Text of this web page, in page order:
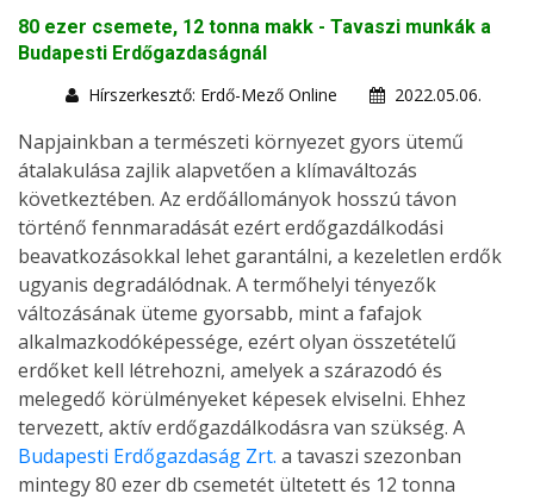
80 ezer csemete, 12 tonna makk - Tavaszi munkák a
Budapesti Erdőgazdaságnál
Hírszerkesztő: Erdő-Mező Online
2022.05.06.
Napjainkban a természeti környezet gyors ütemű
átalakulása zajlik alapvetően a klímaváltozás
következtében. Az erdőállományok hosszú távon
történő fennmaradását ezért erdőgazdálkodási
beavatkozásokkal lehet garantálni, a kezeletlen erdők
ugyanis degradálódnak. A termőhelyi tényezők
változásának üteme gyorsabb, mint a fafajok
alkalmazkodóképessége, ezért olyan összetételű
erdőket kell létrehozni, amelyek a szárazodó és
melegedő körülményeket képesek elviselni. Ehhez
tervezett, aktív erdőgazdálkodásra van szükség. A
Budapesti Erdőgazdaság Zrt. a tavaszi szezonban
mintegy 80 ezer db csemetét ültetett és 12 tonna